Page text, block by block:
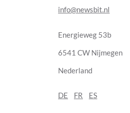
info@newsbit.nl
Energieweg 53b
6541 CW Nijmegen
Nederland
DE FR ES